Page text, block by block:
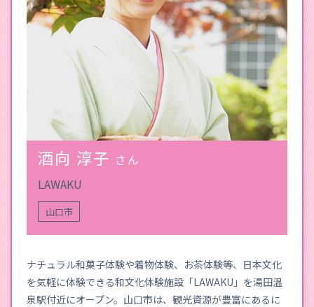
酒向 淳子 さん
LAWAKU
山口市
ナチュラル和菓子体験や着物体験、お茶体験等、日本文化
を気軽に体験できる和文化体験施設「LAWAKU」を湯田温
泉駅付近にオープン。山口市は、観光資源が豊富にあるに